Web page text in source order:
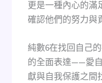
更是一種內心的滿
確認他們的努力與
純數6在找回自己
的全面表達——愛
獻與自我保護之間